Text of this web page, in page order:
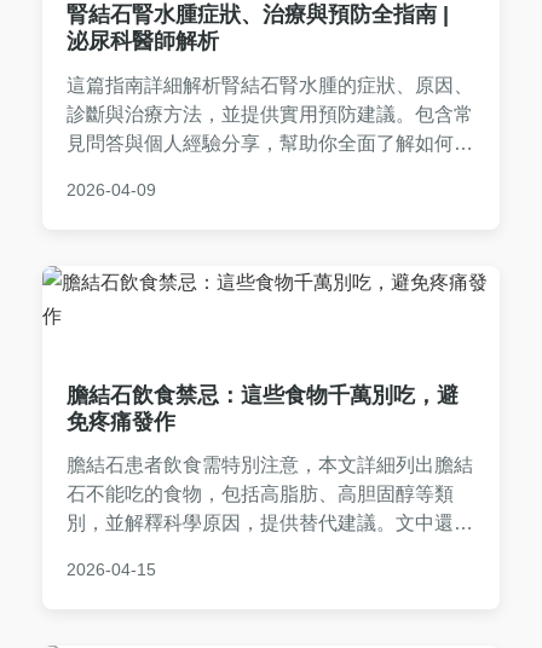
腎結石腎水腫症狀、治療與預防全指南 |
泌尿科醫師解析
這篇指南詳細解析腎結石腎水腫的症狀、原因、
診斷與治療方法，並提供實用預防建議。包含常
見問答與個人經驗分享，幫助你全面了解如何應
搞定所有疑問。
2026-04-09
膽結石飲食禁忌：這些食物千萬別吃，避
免疼痛發作
膽結石患者飲食需特別注意，本文詳細列出膽結
石不能吃的食物，包括高脂肪、高胆固醇等類
別，並解釋科學原因，提供替代建議。文中還包
作，改善生活品質。適合膽結石患者及家屬參
2026-04-15